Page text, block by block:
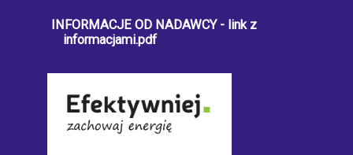
INFORMACJE OD NADAWCY - link z
informacjami.pdf